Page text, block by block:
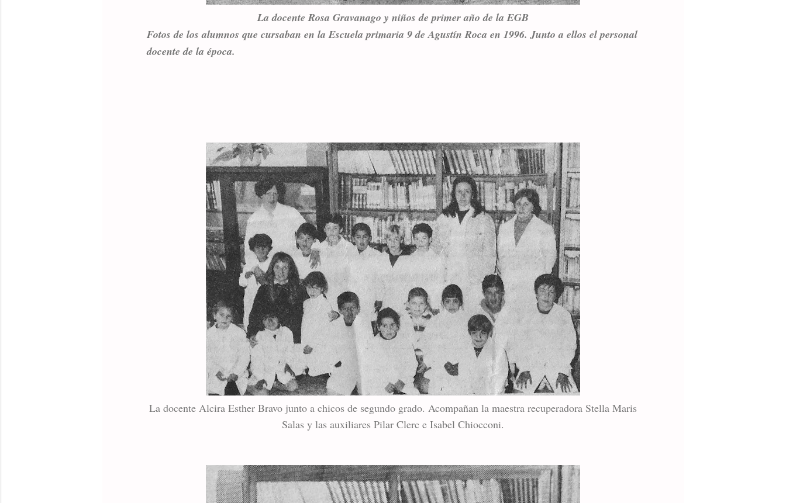
La docente Rosa Gravanago y niños de primer año de la EGB
Fotos de los alumnos que cursaban en la Escuela primaria 9 de Agustín Roca en 1996. Junto a ellos el personal
docente de la época.
La docente Alcira Esther Bravo junto a chicos de segundo grado. Acompañan la maestra recuperadora Stella Maris
Salas y las auxiliares Pilar Clerc e Isabel Chiocconi.